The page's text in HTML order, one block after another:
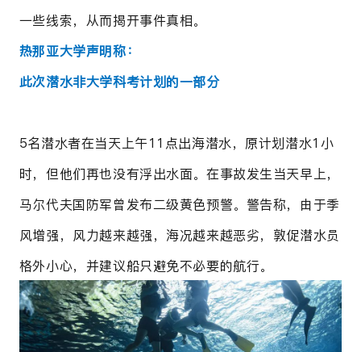
一些线索，从而揭开事件真相。
热那亚大学声明称：
此次潜水非大学科考计划的一部分
5名潜水者在当天上午11点出海潜水，原计划潜水1小
时，但他们再也没有浮出水面。在事故发生当天早上，
马尔代夫国防军曾发布二级黄色预警。警告称，由于季
风增强，风力越来越强，海况越来越恶劣，敦促潜水员
格外小心，并建议船只避免不必要的航行。